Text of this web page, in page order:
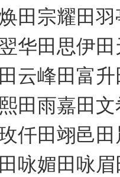
田宗耀田
华田思伊
云峰田富
田雨嘉田
仟田翊邑
咏媚田咏